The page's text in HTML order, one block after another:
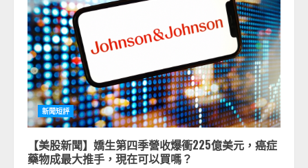
新聞短評
【美股新聞】嬌生第四季營收爆衝225億美元，癌症
藥物成最大推手，現在可以買嗎？